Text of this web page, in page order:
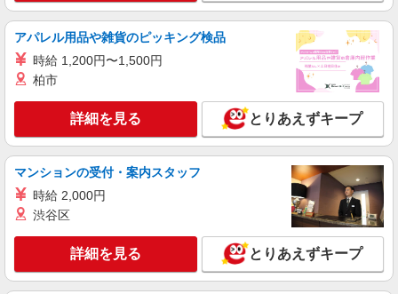
アパレル用品や雑貨のピッキング検品
時給 1,200円〜1,500円
柏市
詳細を見る とりあえずキープ
マンションの受付・案内スタッフ
時給 2,000円
渋谷区
詳細を見る とりあえずキープ